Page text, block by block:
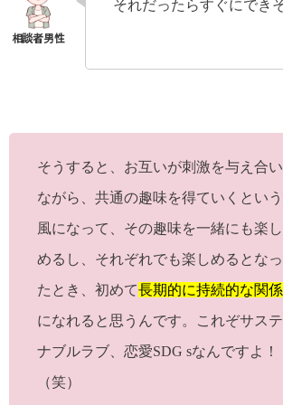
それだったらすぐにでき
そうすると、お互いが刺激を与え合い
ながら、共通の趣味を得ていくという
風になって、その趣味を一緒にも楽し
めるし、それぞれでも楽しめるとなっ
たとき、初めて長期的に持続的な関係
になれると思うんです。これぞサステ
ナブルラブ、恋愛SDG sなんですよ！
（笑）